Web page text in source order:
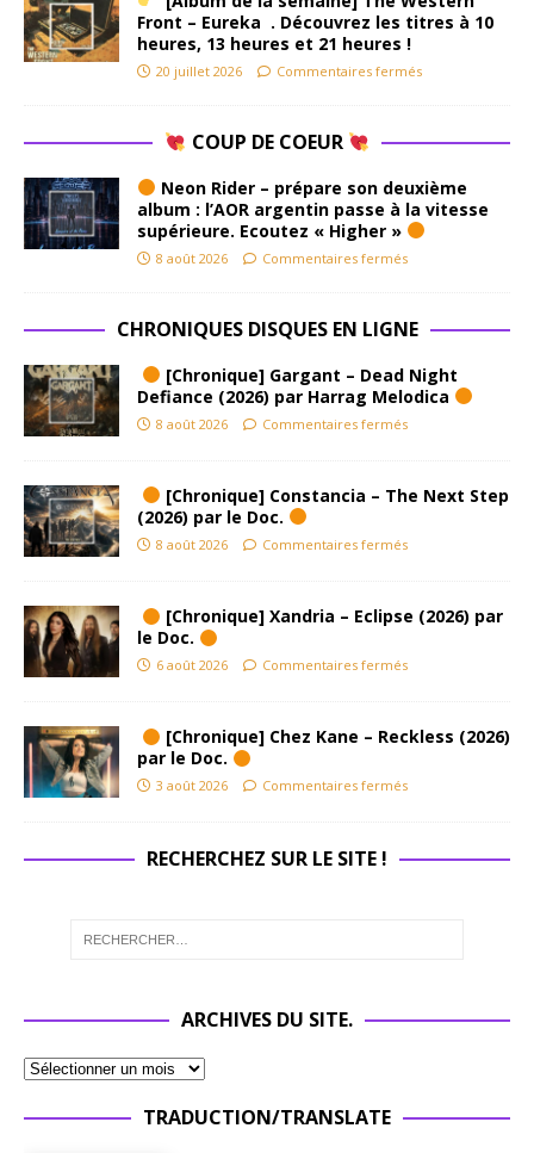
Front – Eureka . Découvrez les titres à 10
heures, 13 heures et 21 heures !
20 juillet 2026 Commentaires fermés
COUP DE COEUR
Neon Rider – prépare son deuxième
album : l’AOR argentin passe à la vitesse
supérieure. Ecoutez « Higher »
8 août 2026 Commentaires fermés
CHRONIQUES DISQUES EN LIGNE
[Chronique] Gargant – Dead Night
Defiance (2026) par Harrag Melodica
8 août 2026 Commentaires fermés
[Chronique] Constancia – The Next Step
(2026) par le Doc.
8 août 2026 Commentaires fermés
[Chronique] Xandria – Eclipse (2026) par
le Doc.
6 août 2026 Commentaires fermés
[Chronique] Chez Kane – Reckless (2026)
par le Doc.
3 août 2026 Commentaires fermés
RECHERCHEZ SUR LE SITE !
ARCHIVES DU SITE.
TRADUCTION/TRANSLATE